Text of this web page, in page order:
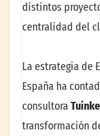
distintos
centralidad del
La estrategia de
España ha
consultora
transformación